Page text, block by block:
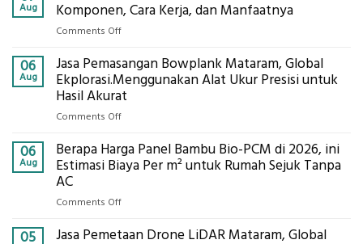
Tanah
Eksplorasi
Pastikan
Pondasi
Kokoh
Aug
Komponen, Cara Kerja, dan Manfaatnya
Comments Offon
Cooler
Berbasis
Limbah
Cara
Kerja,
Manfaatnya
06
Aug
Jasa Pemasangan Bowplank Mataram, Global
Ekplorasi.Menggunakan Alat Ukur Presisi untuk
Hasil Akurat
Comments Offon
Pemasangan
Bowplank
Ukur
06
Aug
Berapa Harga Panel Bambu Bio-PCM di 2026, ini
Estimasi Biaya Per m² untuk Rumah Sejuk Tanpa
AC
Comments Offon
Harga
05
Jasa Pemetaan Drone LiDAR Mataram, Global